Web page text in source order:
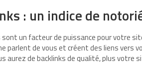
: un indice de
un facteur de puissance pour votre
parlent de vous et créent des liens vers
aurez de backlinks de qualité, plus votre